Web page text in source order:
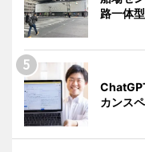
路一体
カンス